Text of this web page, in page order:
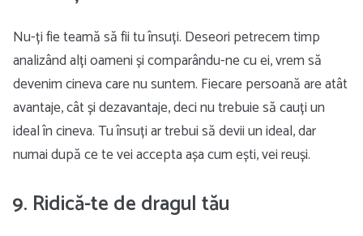
Nu-ți fie teamă să fii tu însuți. Deseori petrecem timp
analizând alți oameni și comparându-ne cu ei, vrem să
devenim cineva care nu suntem. Fiecare persoană are atât
avantaje, cât și dezavantaje, deci nu trebuie să cauți un
ideal în cineva. Tu însuți ar trebui să devii un ideal, dar
numai după ce te vei accepta așa cum ești, vei reuși.
9. Ridică-te de dragul tău